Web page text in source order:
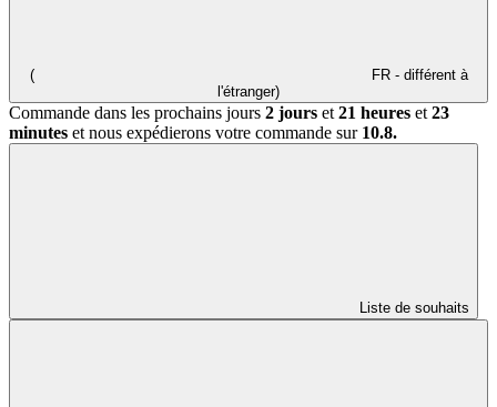
(
FR - différent à
l'étranger)
Commande dans les prochains jours 2 jours et21 heures et23
minutes et nous expédierons votre commande sur10.8.
Liste de souhaits